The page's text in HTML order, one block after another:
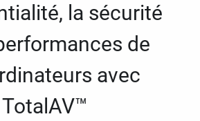
la sécurité
de
avec
TotalAV™